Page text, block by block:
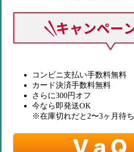
コンビニ支払い手数料無料
カード決済手数料無料
さらに300円オフ
今なら即発送OK
※在庫切れだと2〜3ヶ月待ち